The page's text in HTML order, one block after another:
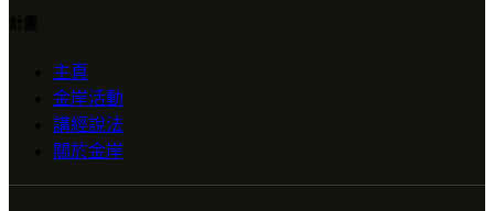
主頁
金岸活動
講經說法
關於金岸